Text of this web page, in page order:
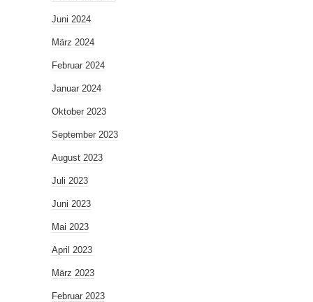
Juni 2024
März 2024
Februar 2024
Januar 2024
Oktober 2023
September 2023
August 2023
Juli 2023
Juni 2023
Mai 2023
April 2023
März 2023
Februar 2023